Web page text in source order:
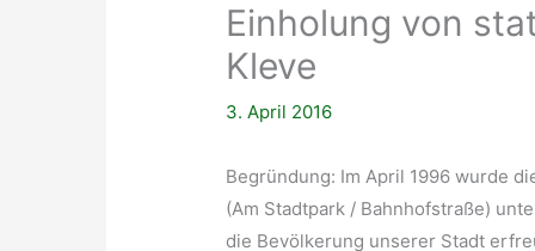
Einholung von
Kleve
3. April 2016
Begründung: Im April 1996 wurde
(Am Stadtpark / Bahnhofstraße)
die Bevölkerung unserer Stadt